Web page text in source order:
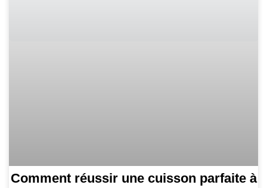
Comment réussir une cuisson parfaite à